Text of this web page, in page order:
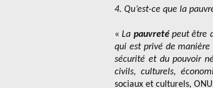
4. Qu’est-ce que la
«La pauvretépeut être
qui est privé de manière
sécurité et du pouvoir
civils, culturels,
sociaux et culturels,